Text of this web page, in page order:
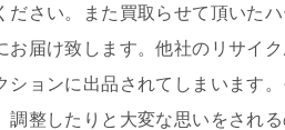
さい。また買取らせて頂いたハ
届け致します。他社のリサイク
ョンに出品されてしまいます
整したりと大変な思いをされる